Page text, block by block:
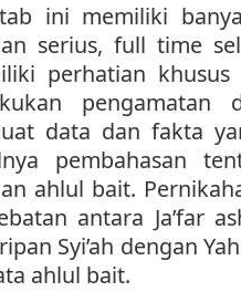
ini memiliki
serius, full time
perhatian khusus
data dan fakta
pembahasan
ahlul bait.
antara Ja’far
Syi’ah dengan
ahlul bait.